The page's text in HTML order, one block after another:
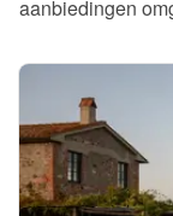
aanbiedingen